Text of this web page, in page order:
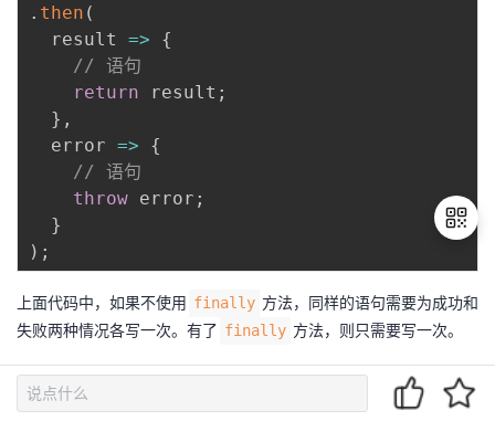
. then (
result
=>
{
// 语句
return result ;
} ,
error =>
{
// 语句
throw error ;
}
) ;
上面代码中，如果不使用 finally 方法，同样的语句需要为成功和
失败两种情况各写一次。有了 finally 方法，则只需要写一次。
它的实现也很简单。